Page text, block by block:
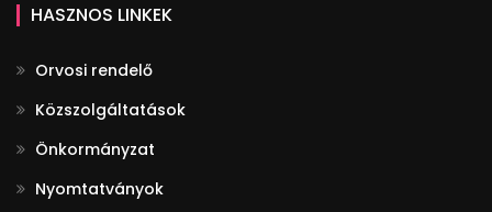
HASZNOS LINKEK
Orvosi rendelő
Közszolgáltatások
Önkormányzat
Nyomtatványok